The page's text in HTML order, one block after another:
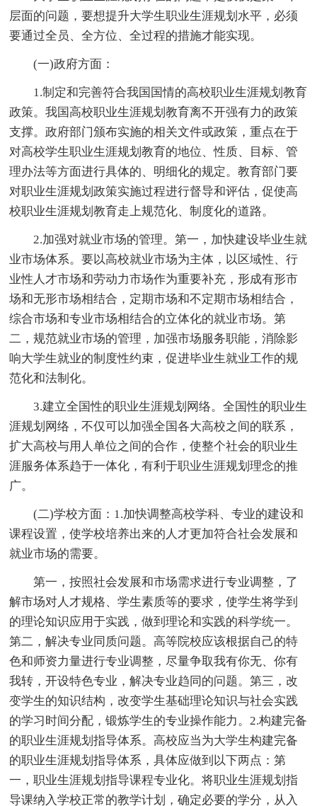
层面的问题，要想提升大学生职业生涯规划水平，必须
要通过全员、全方位、全过程的措施才能实现。
(一)政府方面：
1.制定和完善符合我国国情的高校职业生涯规划教育
政策。我国高校职业生涯规划教育离不开强有力的政策
支撑。政府部门颁布实施的相关文件或政策，重点在于
对高校学生职业生涯规划教育的地位、性质、目标、管
理办法等方面进行具体的、明细化的规定。教育部门要
对职业生涯规划政策实施过程进行督导和评估，促使高
校职业生涯规划教育走上规范化、制度化的道路。
2.加强对就业市场的管理。第一，加快建设毕业生就
业市场体系。要以高校就业市场为主体，以区域性、行
业性人才市场和劳动力市场作为重要补充，形成有形市
场和无形市场相结合，定期市场和不定期市场相结合，
综合市场和专业市场相结合的立体化的就业市场。第
二，规范就业市场的管理，加强市场服务职能，消除影
响大学生就业的制度性约束，促进毕业生就业工作的规
范化和法制化。
3.建立全国性的职业生涯规划网络。全国性的职业生
涯规划网络，不仅可以加强全国各大高校之间的联系，
扩大高校与用人单位之间的合作，使整个社会的职业生
涯服务体系趋于一体化，有利于职业生涯规划理念的推
广。
(二)学校方面：1.加快调整高校学科、专业的建设和
课程设置，使学校培养出来的人才更加符合社会发展和
就业市场的需要。
第一，按照社会发展和市场需求进行专业调整，了
解市场对人才规格、学生素质等的要求，使学生将学到
的理论知识应用于实践，做到理论和实践的科学统一。
第二，解决专业同质问题。高等院校应该根据自己的特
色和师资力量进行专业调整，尽量争取我有你无、你有
我转，开设特色专业，解决专业趋同的问题。第三，改
变学生的知识结构，改变学生基础理论知识与社会实践
的学习时间分配，锻炼学生的专业操作能力。2.构建完备
的职业生涯规划指导体系。高校应当为大学生构建完备
的职业生涯规划指导体系，具体应做到以下两点：第
一，职业生涯规划指导课程专业化。将职业生涯规划指
导课纳入学校正常的教学计划，确定必要的学分，从入